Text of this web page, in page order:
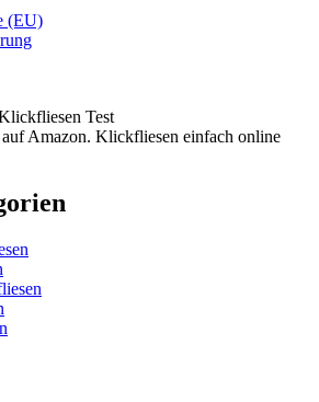
(EU)
Amazon. Klickfliesen einfach online